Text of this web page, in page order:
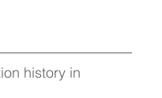
history in